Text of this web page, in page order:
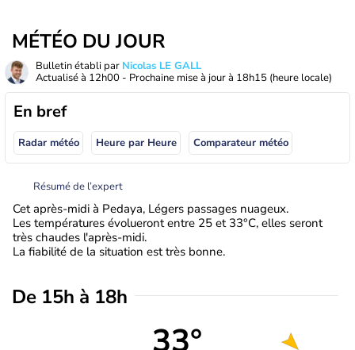
MÉTÉO DU JOUR
Bulletin établi par Nicolas LE GALL
Actualisé à 12h00 - Prochaine mise à jour à 18h15 (heure locale)
En bref
Radar météo Heure par Heure Comparateur météo
Résumé de l’expert
Cet après-midi à Pedaya, Légers passages nuageux.
Les températures évolueront entre 25 et 33°C, elles seront
très chaudes l'après-midi.
La fiabilité de la situation est très bonne.
De 15h à 18h